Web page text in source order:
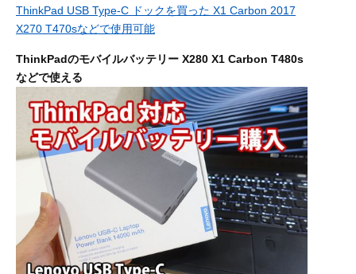
ThinkPad USB Type-C ドックを買った X1 Carbon 2017
X270 T470sなどで使用可能
ThinkPadのモバイルバッテリー X280 X1 Carbon T480s
などで使える